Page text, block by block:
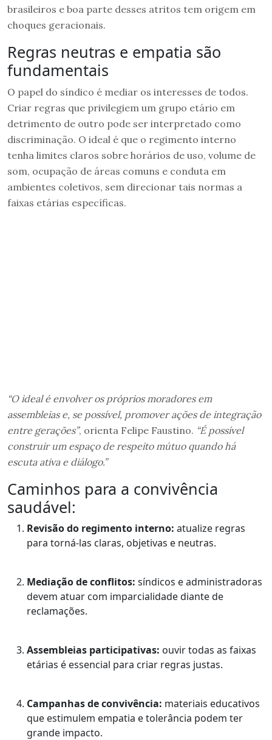
brasileiros e boa parte desses atritos tem origem em
choques geracionais.
Regras neutras e empatia são
fundamentais
O papel do síndico é mediar os interesses de todos.
Criar regras que privilegiem um grupo etário em
detrimento de outro pode ser interpretado como
discriminação. O ideal é que o regimento interno
tenha limites claros sobre horários de uso, volume de
som, ocupação de áreas comuns e conduta em
ambientes coletivos, sem direcionar tais normas a
faixas etárias específicas.
“O ideal é envolver os próprios moradores em
assembleias e, se possível, promover ações de integração
entre gerações”, orienta Felipe Faustino. “É possível
construir um espaço de respeito mútuo quando há
escuta ativa e diálogo.”
Caminhos para a convivência
saudável:
Revisão do regimento interno: atualize regras
para torná-las claras, objetivas e neutras.
Mediação de conflitos: síndicos e administradoras
devem atuar com imparcialidade diante de
reclamações.
Assembleias participativas: ouvir todas as faixas
etárias é essencial para criar regras justas.
Campanhas de convivência: materiais educativos
que estimulem empatia e tolerância podem ter
grande impacto.